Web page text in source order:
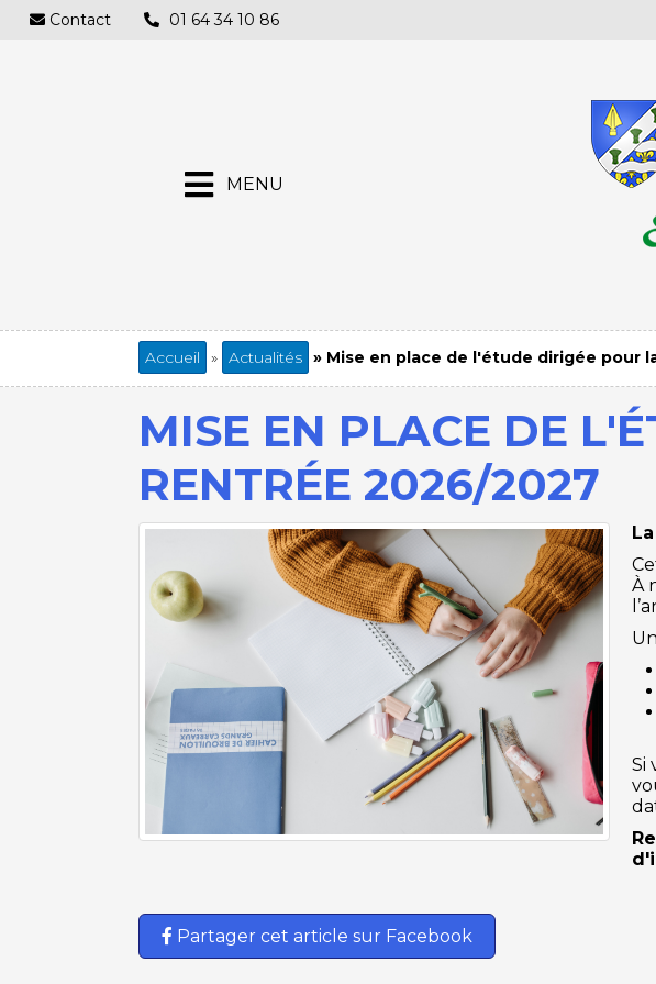
Aller Contact 01 64 34 10 86
MENU
Fil
d'Ariane
Accueil Actualités Mise en place de l'étude dirigée pour
MISE EN PLACE DE
RENTRÉE 2026/2027
À
Si
Partager cet article sur Facebook